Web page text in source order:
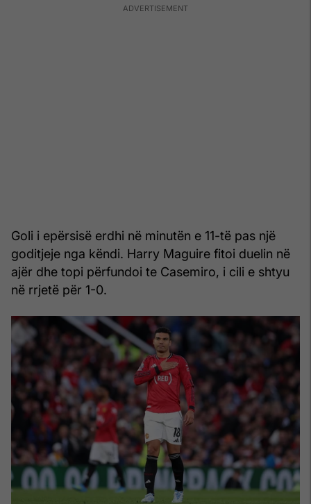
Goli i epërsisë erdhi në minutën e 11-të pas një
goditjeje nga këndi. Harry Maguire fitoi duelin në
ajër dhe topi përfundoi te Casemiro, i cili e shtyu
në rrjetë për 1-0.